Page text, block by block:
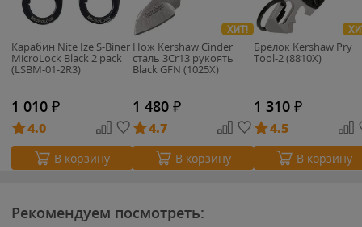
Карабин Nite Ize S-Biner
MicroLock Black 2 pack
(LSBM-01-2R3)
1 010 ₽
4.0
В корзину
ХИТ!
Нож Kershaw Cinder
cталь 3Cr13 рукоять
Black GFN (1025X)
1 480 ₽
4.7
В корзину
Брелок Kershaw Pry
Tool-2 (8810X)
1 310 ₽
4.5
В корзину
Рекомендуем посмотреть: